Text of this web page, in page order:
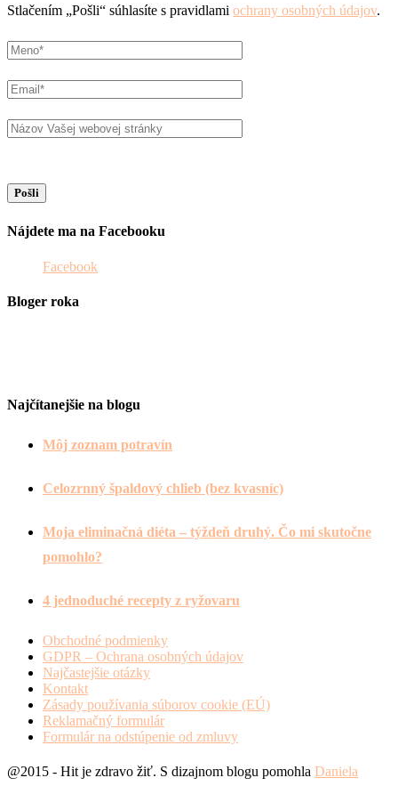
Stlačením „Pošli“ súhlasíte s pravidlami ochrany osobných údajov.
Nájdete ma na Facebooku
Facebook
Bloger roka
Najčítanejšie na blogu
Môj zoznam potravín
Celozrnný špaldový chlieb (bez kvasníc)
Moja eliminačná diéta – týždeň druhý. Čo mi skutočne
pomohlo?
4 jednoduché recepty z ryžovaru
Obchodné podmienky
GDPR – Ochrana osobných údajov
Najčastejšie otázky
Kontakt
Zásady používania súborov cookie (EÚ)
Reklamačný formulár
Formulár na odstúpenie od zmluvy
@2015 - Hit je zdravo žiť. S dizajnom blogu pomohla Daniela